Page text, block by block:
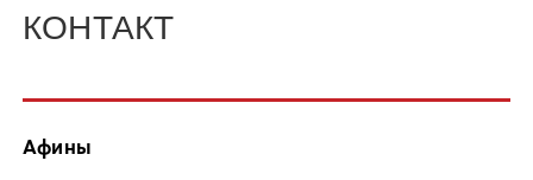
КОНТАКТ
Афины